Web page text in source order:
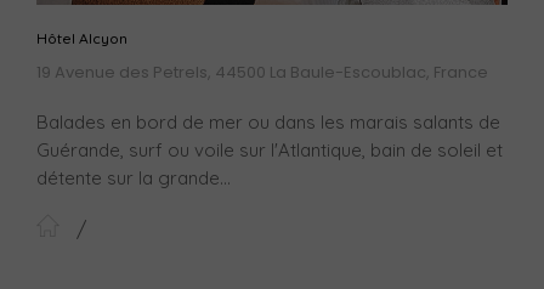
Hôtel Alcyon
19 Avenue des Petrels, 44500 La Baule-Escoublac, France
Balades en bord de mer ou dans les marais salants de
Guérande, surf ou voile sur l'Atlantique, bain de soleil et
détente sur la grande...